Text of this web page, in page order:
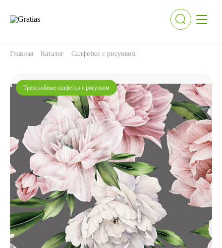
Главная Каталог Салфетки с рисунком
Трехслойные салфетки с рисунком